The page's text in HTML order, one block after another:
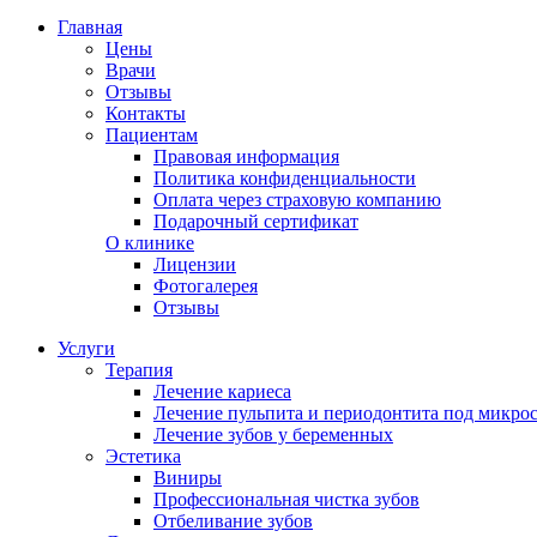
Главная
Цены
Врачи
Отзывы
Контакты
Пациентам
Правовая информация
Политика конфиденциальности
Оплата через страховую компанию
Подарочный сертификат
О клинике
Лицензии
Фотогалерея
Отзывы
Услуги
Терапия
Лечение кариеса
Лечение пульпита и периодонтита под
Лечение зубов у беременных
Эстетика
Виниры
Профессиональная чистка зубов
Отбеливание зубов